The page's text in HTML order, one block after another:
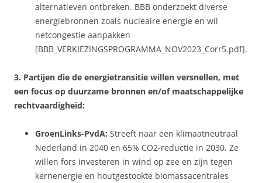
alternatieven ontbreken. BBB onderzoekt diverse
energiebronnen zoals nucleaire energie en wil
netcongestie aanpakken
[BBB_VERKIEZINGSPROGRAMMA_NOV2023_Corr5.pdf].
3. Partijen die de energietransitie willen versnellen, met
een focus op duurzame bronnen en/of maatschappelijke
rechtvaardigheid:
GroenLinks-PvdA: Streeft naar een klimaatneutraal
Nederland in 2040 en 65% CO2-reductie in 2030. Ze
willen fors investeren in wind op zee en zijn tegen
kernenergie en houtgestookte biomassacentrales